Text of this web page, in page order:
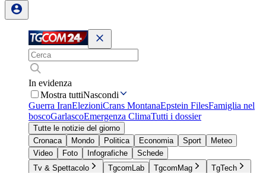
In evidenza
Mostra tuttiNascondi
Guerra IranElezioniCrans MontanaEpstein FilesFamiglia nel
boscoGarlascoEmergenza ClimaTutti i dossier
Tutte le notizie del giorno
Cronaca
Mondo Politica Economia Sport
Meteo
Video
Foto Infografiche
Schede
Tv & Spettacolo
TgcomLab TgcomMag
TgTech